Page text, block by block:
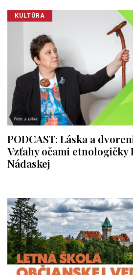
KULTÚRA
PODCAST: Láska a
Vzťahy očami etnologičky
Nádaskej